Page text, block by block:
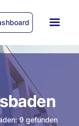
9 gefunden